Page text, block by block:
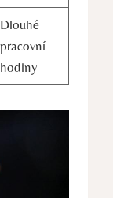
Dlouhé
pracovní
hodiny